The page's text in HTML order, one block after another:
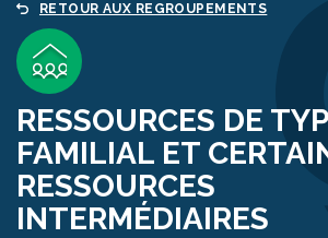
RETOUR AUX REGROUPEMENTS
RESSOURCES DE
FAMILIAL ET
RESSOURCES
INTERMÉDIAIRES